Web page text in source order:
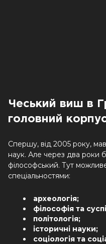
Чеський виш в
головний
Спершу, від 2005 року,
наук. Але через два роки
філософський. Тут
спеціальностями:
археологія;
філософія та
політологія;
історичні науки;
соціологія та